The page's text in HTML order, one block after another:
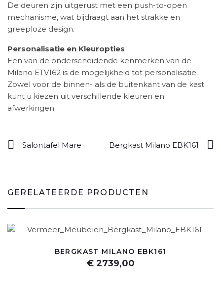
De deuren zijn uitgerust met een push-to-open
mechanisme, wat bijdraagt aan het strakke en
greeploze design.
Personalisatie en Kleuropties
Een van de onderscheidende kenmerken van de
Milano ETV162 is de mogelijkheid tot personalisatie.
Zowel voor de binnen- als de buitenkant van de kast
kunt u kiezen uit verschillende kleuren en
afwerkingen.
Salontafel Mare Bergkast Milano EBK161
GERELATEERDE PRODUCTEN
BERGKAST MILANO EBK161
€ 2739,00